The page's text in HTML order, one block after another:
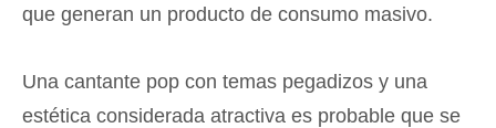
que generan un producto de consumo masivo.
Una cantante pop con temas pegadizos y una
estética considerada atractiva es probable que se